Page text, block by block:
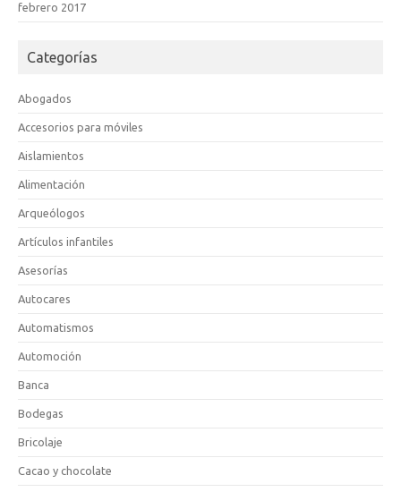
febrero 2017
Categorías
Abogados
Accesorios para móviles
Aislamientos
Alimentación
Arqueólogos
Artículos infantiles
Asesorías
Autocares
Automatismos
Automoción
Banca
Bodegas
Bricolaje
Cacao y chocolate